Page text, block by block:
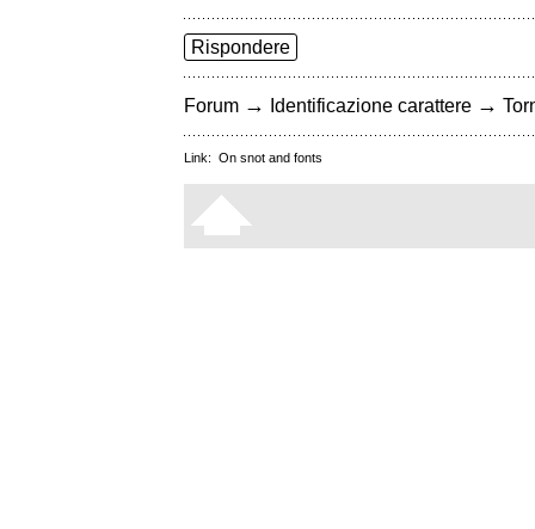
Rispondere
Forum → Identificazione carattere →
Link: On snot and fonts